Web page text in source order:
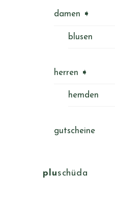
damen ➧
blusen
herren ➧
hemden
gutscheine
pluschüda